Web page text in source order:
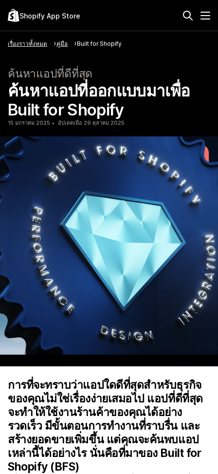
Shopify App Store
เรื่องราวทั้งหมด คู่มือ Built for Shopify
ค้นหาแอปที่ดีที่สุด
ค้นหาแอปที่ออกแบบมาเพื่อ
Built for Shopify
15 มกราคม 2025 อัปเดตเมื่อ 29 ตุลาคม 2025
การที่จะทราบว่าแอปใดดีที่สุดสำหรับธุรกิจ
ของคุณไม่ใช่เรื่องง่ายเสมอไป แอปที่ดีที่สุด
จะทำให้ใช้งานร้านค้าของคุณได้อย่าง
รวดเร็ว มีขั้นตอนการทำงานที่ราบรื่น และ
สร้างยอดขายเพิ่มขึ้น แต่คุณจะค้นพบแอป
เหล่านี้ได้อย่างไร นั่นคือที่มาของ Built for
Shopify (BFS)